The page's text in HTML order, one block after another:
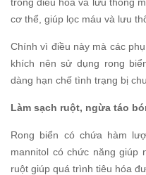
cơ thể, giúp lọc máu và lưu
Chính vì điều này mà các
khích nên sử dụng rong
dàng hạn chế tình trạng bị
Làm sạch ruột, ngừa táo
Rong biển có chứa hàm
mannitol có chức năng giúp
ruột giúp quá trình tiêu hóa